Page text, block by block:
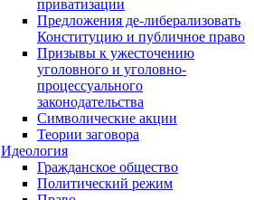
приватизации
Предложения де-либерализовать
Конституцию и публичное право
Призывы к ужесточению
уголовного и уголовно-
процессуального
законодательства
Символические акции
Теории заговора
Идеология
Гражданское общество
Политический режим